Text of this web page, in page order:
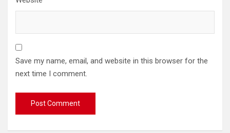
Save my name, email, and website in this browser for the
next time I comment.